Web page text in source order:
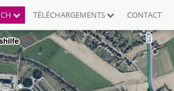
TÉLÉCHARGEMENTS CONTACT